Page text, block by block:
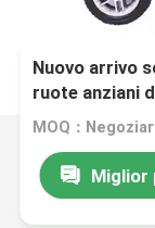
Nuovo arrivo
ruote anziani
disabile
MOQ：
Miglior